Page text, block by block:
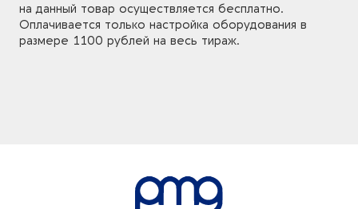
на данный товар осуществляется бесплатно.
Оплачивается только настройка оборудования в
размере 1100 рублей на весь тираж.